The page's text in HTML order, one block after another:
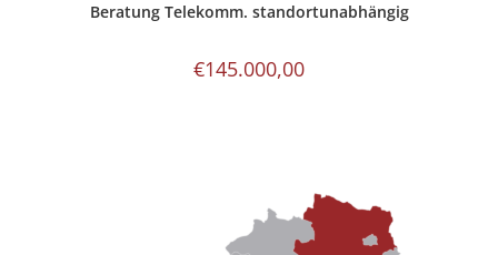
Beratung Telekomm. standortunabhängig
€145.000,00